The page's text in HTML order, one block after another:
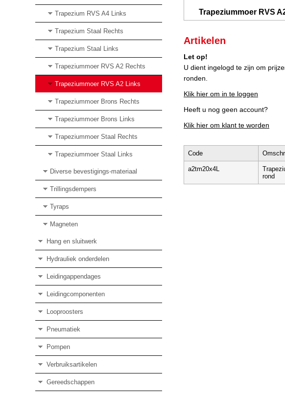
Trapezium RVS A4 Links
Trapezium Staal Rechts
Trapezium Staal Links
Trapeziummoer RVS A2 Rechts
Trapeziummoer RVS A2 Links
Trapeziummoer Brons Rechts
Trapeziummoer Brons Links
Trapeziummoer Staal Rechts
Trapeziummoer Staal Links
Diverse bevestigings-materiaal
Trillingsdempers
Tyraps
Magneten
Hang en sluitwerk
Hydrauliek onderdelen
Leidingappendages
Leidingcomponenten
Looproosters
Pneumatiek
Pompen
Verbruiksartikelen
Gereedschappen
Trapeziummoer RVS
Artikelen
Let op!
U dient ingelogd te zijn om
ronden.
Klik hier om in te loggen
Heeft u nog geen account?
Klik hier om klant te worden
Code
a2tm20x4L
rond